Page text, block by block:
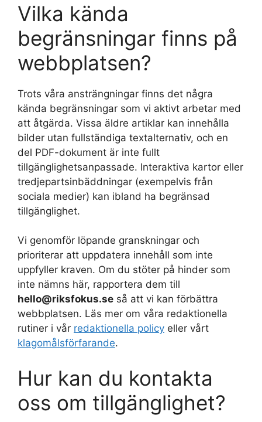
Vilka kända
begränsningar finns på
webbplatsen?
Trots våra ansträngningar finns det några
kända begränsningar som vi aktivt arbetar med
att åtgärda. Vissa äldre artiklar kan innehålla
bilder utan fullständiga textalternativ, och en
del PDF-dokument är inte fullt
tillgänglighetsanpassade. Interaktiva kartor eller
tredjepartsinbäddningar (exempelvis från
sociala medier) kan ibland ha begränsad
tillgänglighet.
Vi genomför löpande granskningar och
prioriterar att uppdatera innehåll som inte
uppfyller kraven. Om du stöter på hinder som
inte nämns här, rapportera dem till
hello@riksfokus.se så att vi kan förbättra
webbplatsen. Läs mer om våra redaktionella
rutiner i vår redaktionella policy eller vårt
klagomålsförfarande.
Hur kan du kontakta
oss om tillgänglighet?